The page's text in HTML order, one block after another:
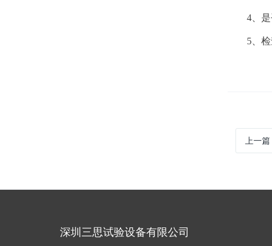
4、是否
5、检查
上一篇
深圳三思试验设备有限公司